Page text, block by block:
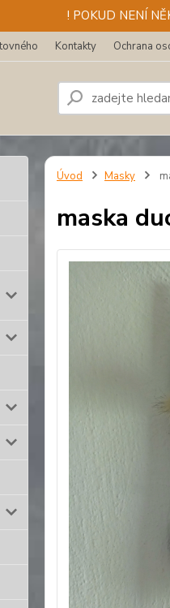
! POKUD NENÍ
Kontakty Ochrana
Úvod Masky
maska